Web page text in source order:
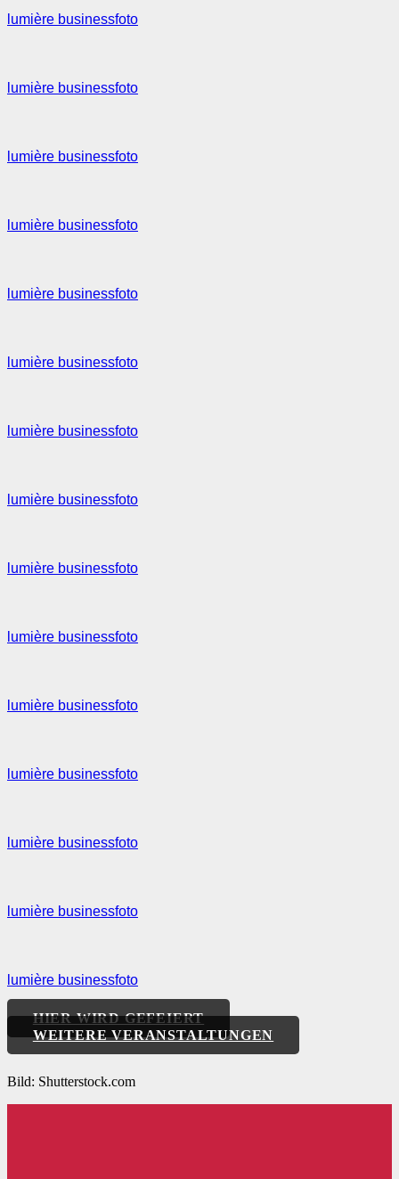
lumière businessfoto
lumière businessfoto
lumière businessfoto
lumière businessfoto
lumière businessfoto
lumière businessfoto
lumière businessfoto
lumière businessfoto
lumière businessfoto
lumière businessfoto
lumière businessfoto
lumière businessfoto
lumière businessfoto
lumière businessfoto
lumière businessfoto
HIER WIRD GEFEIERT
WEITERE VERANSTALTUNGEN
Bild: Shutterstock.com